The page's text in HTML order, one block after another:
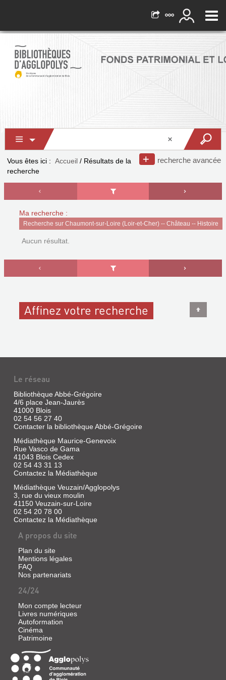
recherche avancée
Vous êtes ici : Accueil / Résultats de la
recherche
Ma recherche :
Recherche sur Chaumont-sur-Loire (Loir-et-Cher) -- Château -- Histoire
Aucun résultat.
Affinez votre recherche
Le réseau
Bibliothèque Abbé-Grégoire
4/6 place Jean-Jaurès
41000 Blois
02 54 56 27 40
Contacter la bibliothèque Abbé-Grégoire
Médiathèque Maurice-Genevoix
Rue Vasco de Gama
41043 Blois Cedex
02 54 43 31 13
Contactez la Médiathèque
Médiathèque Veuzain/Agglopolys
3, rue du vieux moulin
41150 Veuzain-sur-Loire
02 54 20 78 00
Contactez la Médiathèque
A propos du site
Plan du site
Mentions légales
FAQ
Nos partenariats
24/24
Mon compte lecteur
Livres numériques
Autoformation
Cinéma
Patrimoine